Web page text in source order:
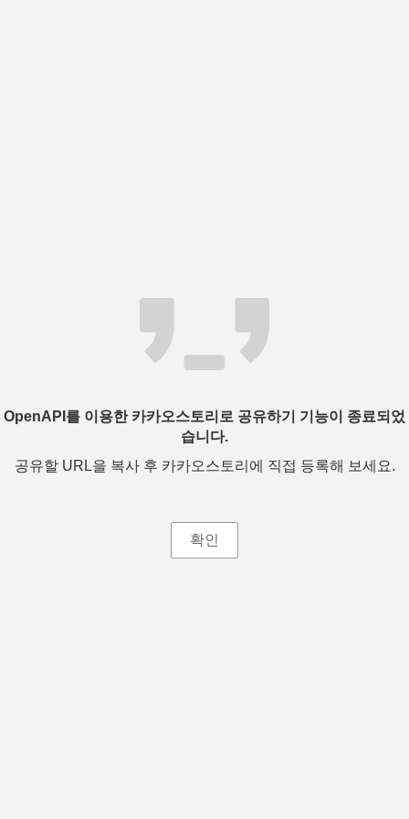
OpenAPI를 이용한 카카오스토리로 공유하기 기능이 종료되었
습니다.
공유할 URL을 복사 후 카카오스토리에 직접 등록해 보세요.
확인